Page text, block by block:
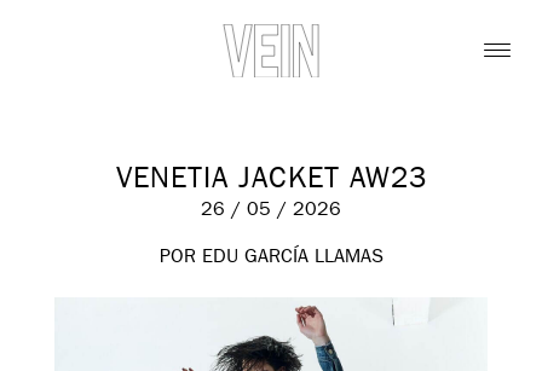
VENETIA JACKET AW23
26 / 05 / 2026
POR EDU GARCÍA LLAMAS